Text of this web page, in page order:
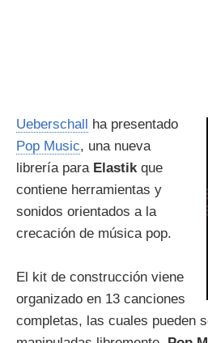
Ueberschall ha presentado
Pop Music, una nueva
librería para Elastikque
contiene herramientas y
sonidos orientados a la
crecación de música pop.
El kit de construcción viene
organizado en 13 canciones
completas, las cuales pueden